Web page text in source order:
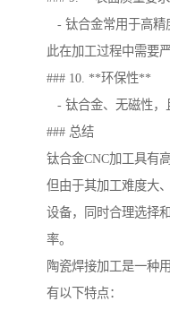
- 钛合金常用于高精
此在加工过程中需要
### 10. **环保性**
- 钛合金、无磁性，
### 总结
钛合金CNC加工具有
但由于其加工难度大
设备，同时合理选择
率。
陶瓷焊接加工是一种
有以下特点：